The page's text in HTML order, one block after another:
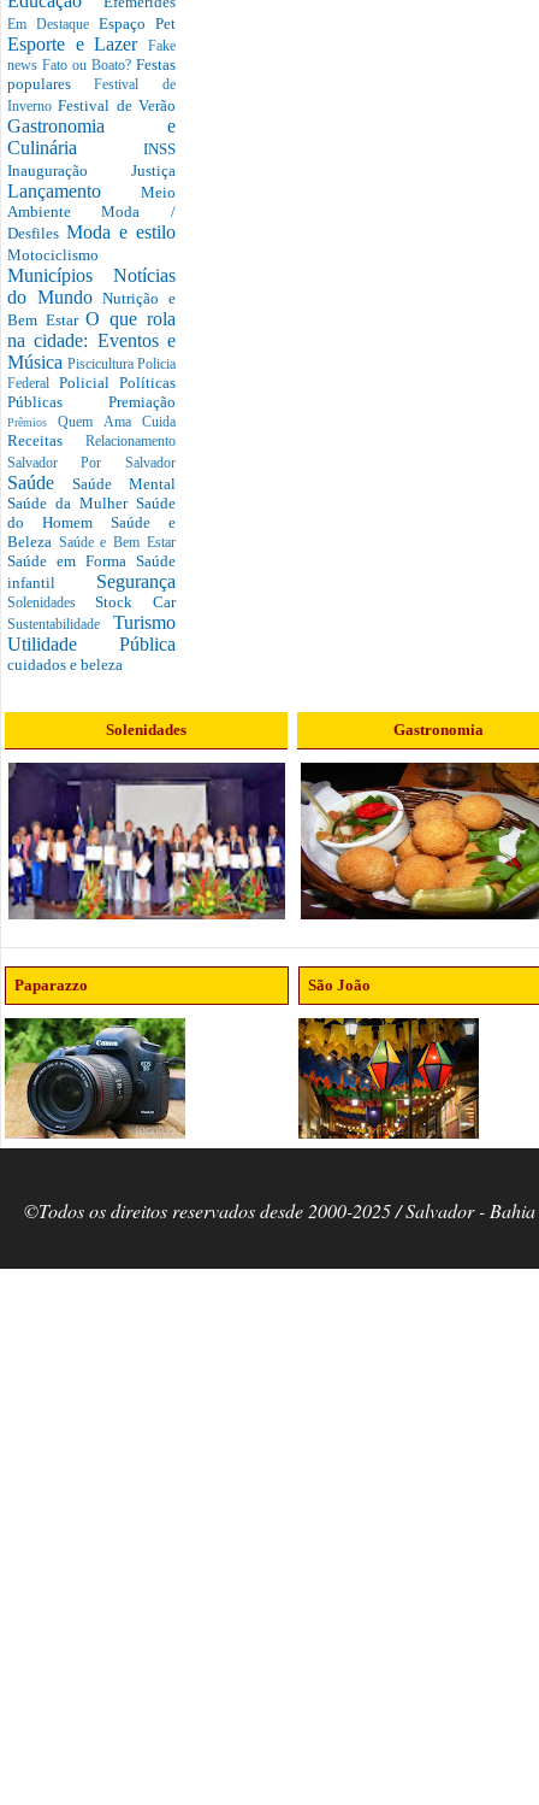
Em Destaque Espaço Pet
Esporte e Lazer
Fake
news Fato ou Boato? Festas
popularesFestival de
InvernoFestival de Verão
Gastronomia e
Culinária INSS
Inauguração Justiça
Lançamento Meio
AmbienteModa /
Desfiles Moda e estilo
Motociclismo
Municípios Notícias
do MundoNutrição e
Bem EstarO que rola
na cidade: Eventos e
Música Piscicultura Policia
Federal Policial Políticas
Públicas Premiação
PrêmiosQuem Ama Cuida
Receitas Relacionamento
Salvador Por Salvador
Saúde Saúde Mental
Saúde da Mulher Saúde
do Homem Saúde e
Beleza Saúde e Bem Estar
Saúde em Forma Saúde
infantil Segurança
SolenidadesStock Car
Sustentabilidade Turismo
Utilidade Pública
cuidados e beleza
Solenidades Gastronomia
Paparazzo São João
©Todos os direitos reservados desde 2000-2025 / Salvador -